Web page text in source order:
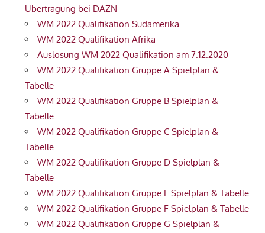
Übertragung bei DAZN
WM 2022 Qualifikation Südamerika
WM 2022 Qualifikation Afrika
Auslosung WM 2022 Qualifikation am 7.12.2020
WM 2022 Qualifikation Gruppe A Spielplan &
Tabelle
WM 2022 Qualifikation Gruppe B Spielplan &
Tabelle
WM 2022 Qualifikation Gruppe C Spielplan &
Tabelle
WM 2022 Qualifikation Gruppe D Spielplan &
Tabelle
WM 2022 Qualifikation Gruppe E Spielplan & Tabelle
WM 2022 Qualifikation Gruppe F Spielplan & Tabelle
WM 2022 Qualifikation Gruppe G Spielplan &